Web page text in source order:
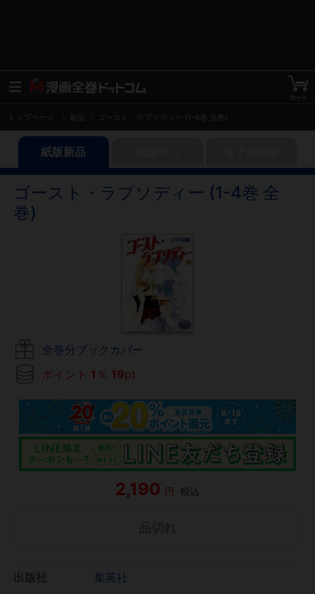
トップページ ゴースト・ラプソディー (1-4巻 全巻)
紙版新品
ゴースト・ラプソディー (1-4巻 全
巻)
全巻分ブックカバー
ポイント 1 ％ 19pt
2,190 円 税込
集英社